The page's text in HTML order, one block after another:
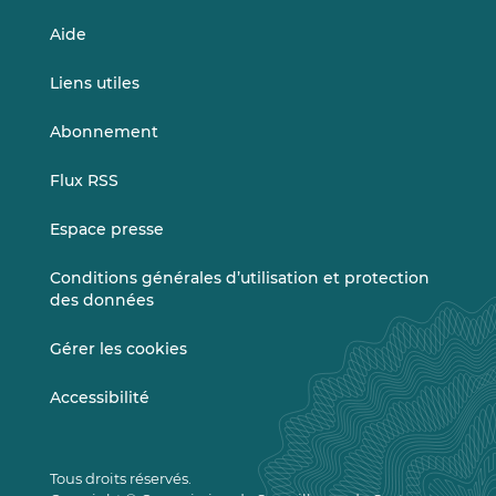
Aide
Liens utiles
Abonnement
Flux RSS
Espace presse
Conditions générales d’utilisation et protection
des données
Gérer les cookies
Accessibilité
Tous droits réservés.